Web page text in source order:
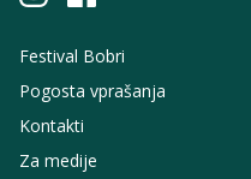
Festival Bobri
Pogosta vprašanja
Kontakti
Za medije